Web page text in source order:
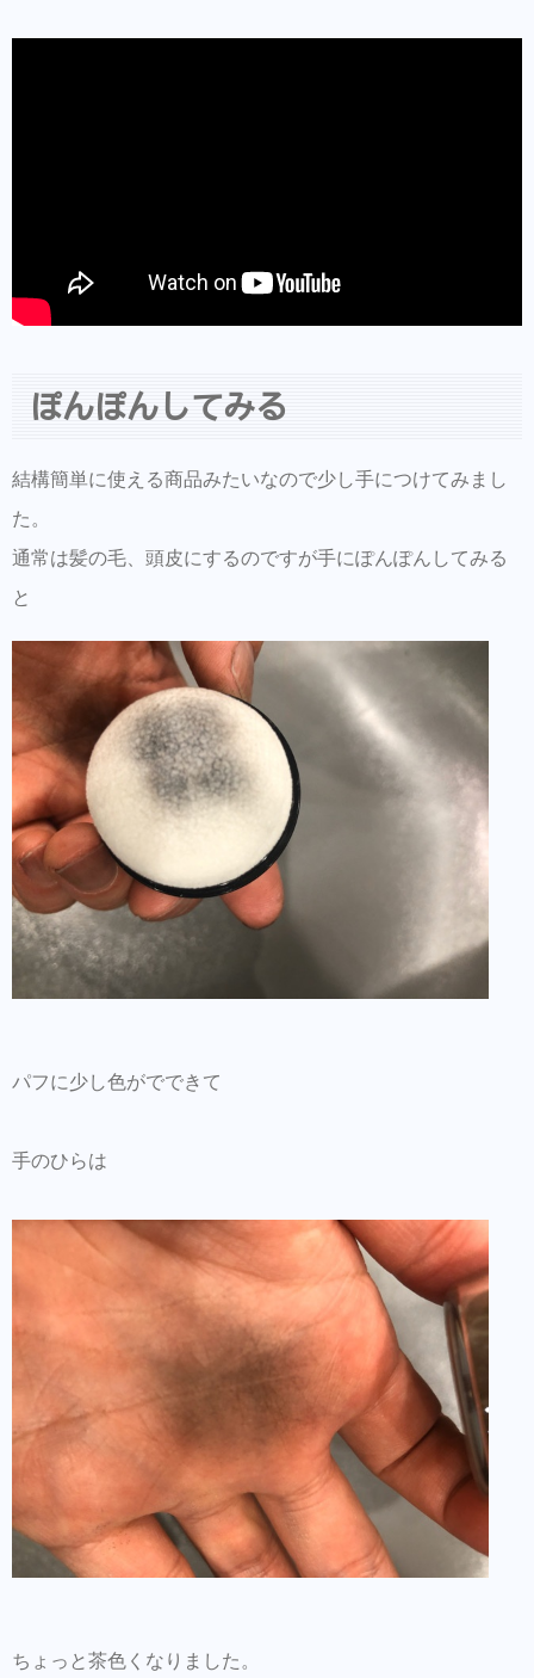
ぽんぽんしてみる
結構簡単に使える商品みたいなので少し手につけてみまし
た。
通常は髪の毛、頭皮にするのですが手にぽんぽんしてみる
と
パフに少し色がでできて
手のひらは
ちょっと茶色くなりました。